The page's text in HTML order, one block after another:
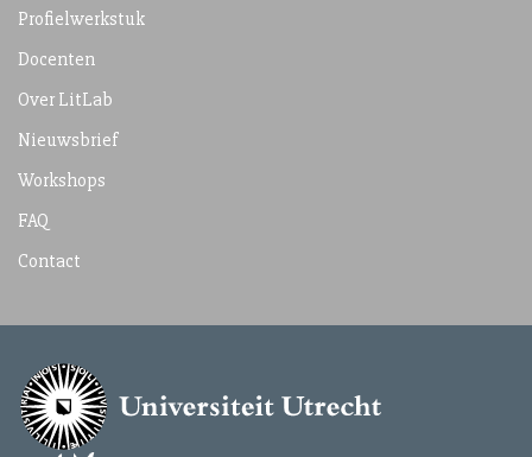
Profielwerkstuk
Docenten
Over LitLab
Nieuwsbrief
Workshops
FAQ
Contact